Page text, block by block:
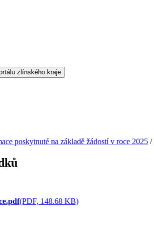
poskytnuté na základě žádostí v roce 2025 /
(PDF, 148.68 KB)